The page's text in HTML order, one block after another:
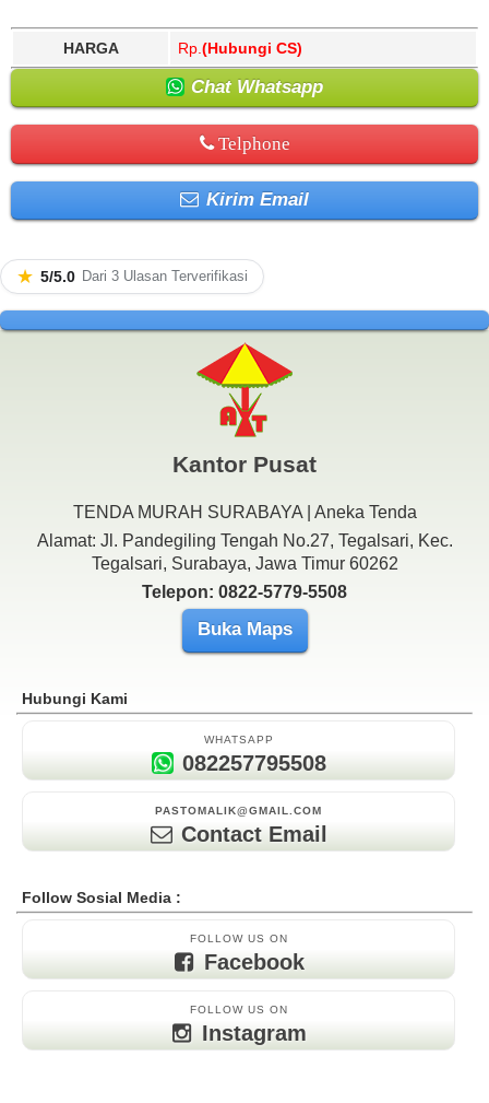
HARGA Rp. (Hubungi CS)
Chat Whatsapp
Telphone
Kirim Email
★ 5/5.0 Dari 3 Ulasan Terverifikasi
Kantor Pusat
TENDA MURAH SURABAYA | Aneka Tenda
Alamat: Jl. Pandegiling Tengah No.27, Tegalsari, Kec.
Tegalsari, Surabaya, Jawa Timur 60262
Telepon: 0822-5779-5508
Buka Maps
Hubungi Kami
WHATSAPP
082257795508
PASTOMALIK@GMAIL.COM
Contact Email
Follow Sosial Media :
FOLLOW US ON
Facebook
FOLLOW US ON
Instagram